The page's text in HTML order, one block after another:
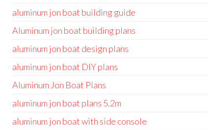
aluminum jon boat building guide
Aluminum jon boat building plans
aluminum jon boat design plans
aluminum jon boat DIY plans
Aluminum Jon Boat Plans
aluminum jon boat plans 5.2m
aluminum jon boat with side console